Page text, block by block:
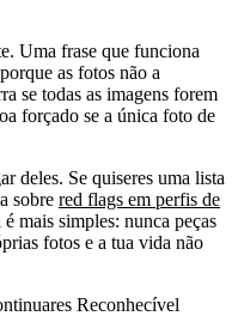
Uma frase que funciona
as fotos não a
se todas as imagens forem
forçado se a única foto de
deles. Se quiseres uma lista
sobre red flags em perfis de
mais simples: nunca peças
fotos e a tua vida não
Reconhecível